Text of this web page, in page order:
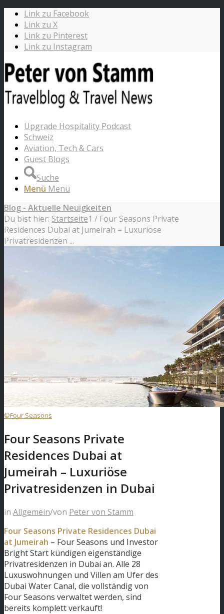
Link zu Facebook
Link zu X
Link zu Pinterest
Link zu Instagram
Upgrade Hospitality Podcast
Schweiz
Aviation, Tech & Cars
Guest Blogs
Suche
Menü Menü
Blog - Aktuelle Neuigkeiten
Du bist hier: Startseite1 / Four Seasons Private
Residences Dubai at Jumeirah – Luxuriöse
Privatresidenzen ...
©Four Seasons
Four Seasons Private
Residences Dubai at
Jumeirah – Luxuriöse
Privatresidenzen in Dubai
in Allgemein/von Peter von Stamm
Four Seasons Private Residences Dubai
at Jumeirah – Four Seasons und Investor
Bright Start kündigen eigenständige
Privatresidenzen in Dubai an. Alle 28
Luxuswohnungen und Villen am Ufer des
Dubai Water Canal, die vollständig von
Four Seasons verwaltet werden, sind
bereits komplett verkauft!